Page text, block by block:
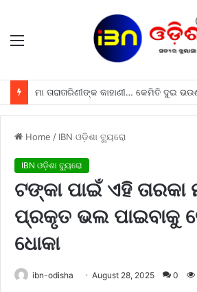
Menu
Home / IBN ଓଡ଼ିଶା ବ୍ୟୁରୋ
IBN ଓଡ଼ିଶା ବ୍ୟୁରୋ
ଟଙ୍କା ପାଇଁ ଏହି ତାରକା
ପ୍ରକୃତ ଭଲ ପାଇବାକୁ
ଧୋକା
ibn-odisha August 28, 2025 0